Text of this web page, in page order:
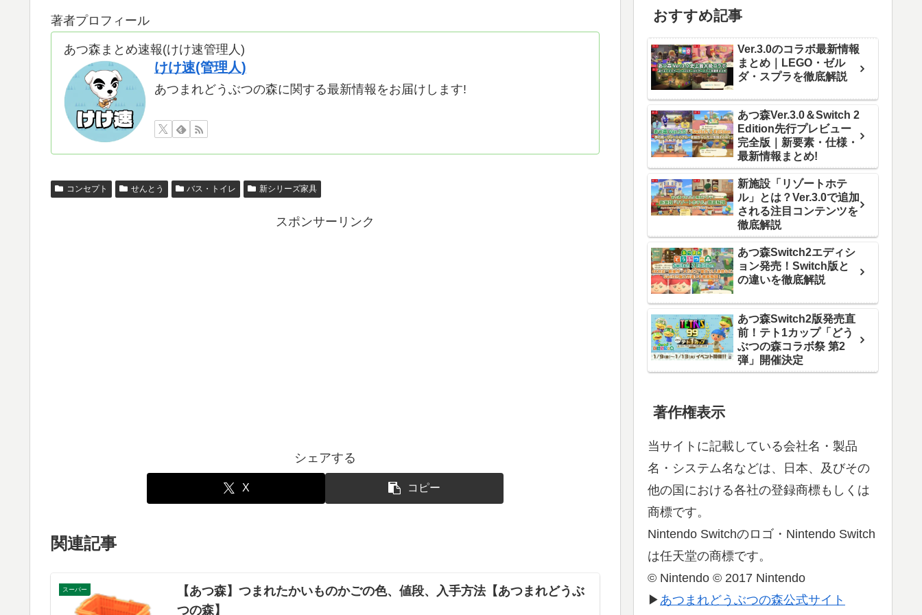
著者プロフィール
あつ森まとめ速報(けけ速管理人)
けけ速(管理人)
あつまれどうぶつの森に関する最新情報をお届けします!
コンセプト せんとう バス・トイレ 新シリーズ家具
スポンサーリンク
シェアする
X コピー
関連記事
スーパー
【あつ森】つまれたかいものかごの色、値段、入手方法【あつまれどうぶ
つの森】
おすすめ記事
Ver.3.0のコラボ最新情報
まとめ｜LEGO・ゼル
ダ・スプラを徹底解説
あつ森Ver.3.0＆Switch 2
Edition先行プレビュー
完全版｜新要素・仕様・
最新情報まとめ!
新施設「リゾートホテ
ル」とは？Ver.3.0で追加
される注目コンテンツを
徹底解説
あつ森Switch2エディシ
ョン発売！Switch版と
の違いを徹底解説
あつ森Switch2版発売直
前！テト1カップ「どう
ぶつの森コラボ祭 第2
弾」開催決定
著作権表示
当サイトに記載している会社名・製品
名・システム名などは、日本、及びその
他の国における各社の登録商標もしくは
商標です。
Nintendo Switchのロゴ・Nintendo Switch
は任天堂の商標です。
© Nintendo © 2017 Nintendo
▶ あつまれどうぶつの森公式サイト